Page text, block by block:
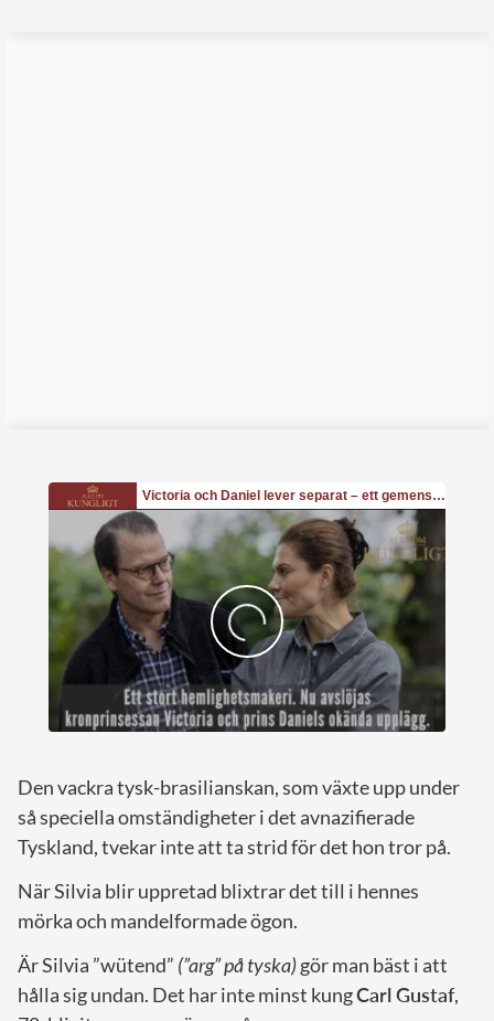
Den vackra tysk-brasilianskan, som växte upp under
så speciella omständigheter i det avnazifierade
Tyskland, tvekar inte att ta strid för det hon tror på.
När Silvia blir uppretad blixtrar det till i hennes
mörka och mandelformade ögon.
Är Silvia ”wütend” (”arg” på tyska)gör man bäst i att
hålla sig undan. Det har inte minst kungCarl Gustaf,